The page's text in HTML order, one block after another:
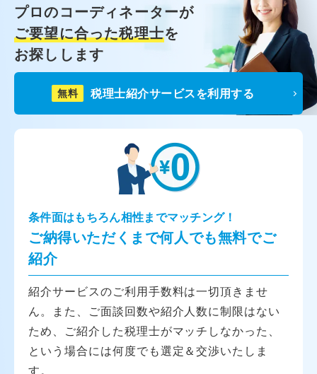
プロのコーディネーターが
ご要望に合った税理士を
お探しします
無料 税理士紹介サービスを利用する
条件面はもちろん相性までマッチング！
ご納得いただくまで何人でも無料でご
紹介
紹介サービスのご利用手数料は一切頂きませ
ん。また、ご面談回数や紹介人数に制限はない
ため、ご紹介した税理士がマッチしなかった、
という場合には何度でも選定＆交渉いたしま
す。